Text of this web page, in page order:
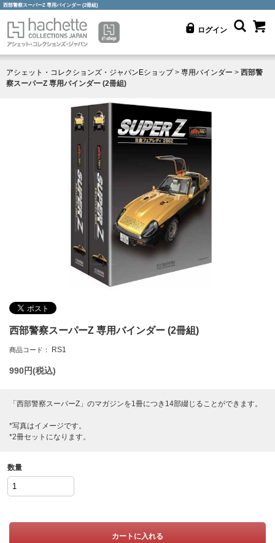
西部警察スーパーZ 専用バインダー (2冊組)
ログイン
アシェット・コレクションズ・ジャパンEショップ> 専用バインダー > 西部警
察スーパーZ 専用バインダー (2冊組)
西部警察スーパーZ 専用バインダー (2冊組)
商品コード： RS1
990円(税込)
「西部警察スーパーZ」のマガジンを1冊につき14部綴じることができます。
*写真はイメージです。
*2冊セットになります。
数量
カートに入れる